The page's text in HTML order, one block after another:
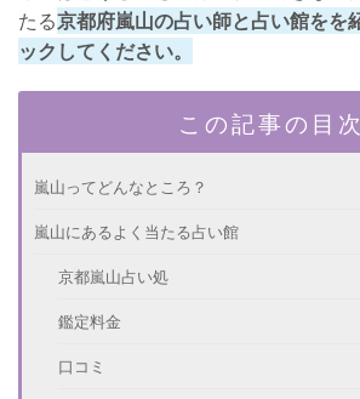
たる京都府嵐山の占い師と占い館をを
ックしてください。
この記事の目次
嵐山ってどんなところ？
嵐山にあるよく当たる占い館
京都嵐山占い処
鑑定料金
口コミ